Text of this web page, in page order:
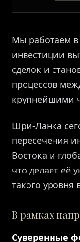
Мы работаем в
инвестиции
сделок и
процессов
крупнейшими
Шри-Ланка
пересечения
Востока и
что делает её
такого уровня
В рамках
Суверенные